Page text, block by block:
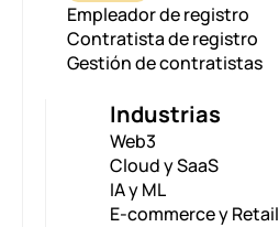
Empleador de registro
Contratista de registro
Gestión de contratistas
Industrias
Web3
Cloud y SaaS
IA y ML
E-commerce y Retail